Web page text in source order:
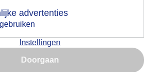
advertenties
Instellingen
Doorgaan
niet, misschien later